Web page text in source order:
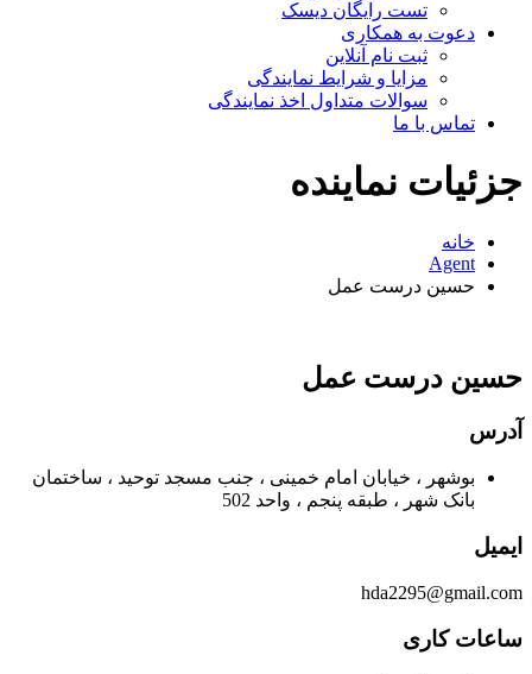
تست رایگان دیسک
دعوت به همکاری
ثبت نام آنلاین
مزایا و شرایط نمایندگی
سوالات متداول اخذ نمایندگی
تماس با ما
جزئیات نماینده
خانه
Agent
حسین درست عمل
حسین درست عمل
آدرس
بوشهر ، خیابان امام خمینی ، جنب مسجد توحید ، ساختمان
بانک شهر ، طبقه پنجم ، واحد 502
ایمیل
hda2295@gmail.com
ساعات کاری